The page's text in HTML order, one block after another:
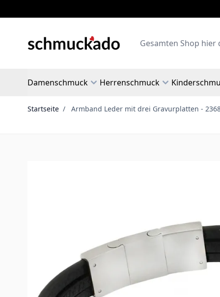
Search
Damenschmuck Herrenschmuck
Startseite / Armband Leder mit drei Gravurplatten -